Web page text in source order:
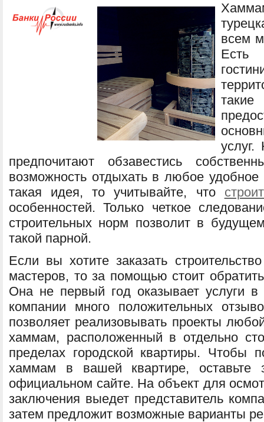
всем
Есть
предпочитают обзавестись
возможность отдыхать в любое
такая идея, то учитывайте, что
особенностей. Только четкое
строительных норм позволит в
такой парной.
Если вы хотите заказать
мастеров, то за помощью стоит
Она не первый год оказывает услуги
компании много положительных
позволяет реализовывать проекты
хаммам, расположенный в отдельно
пределах городской квартиры. Чтобы
хаммам в вашей квартире, оставьте
официальном сайте. На объект для
заключения выедет представитель
затем предложит возможные варианты